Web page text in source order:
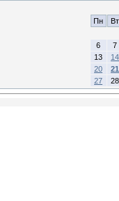
Пн Вт
6
7
13
14
20
21
27
28